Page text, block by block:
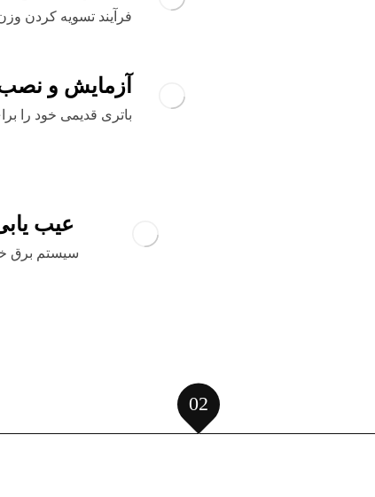
فرآیند تسویه کردن
آزمایش و
باتری قدیمی خود را
عیب
سیستم برق
02